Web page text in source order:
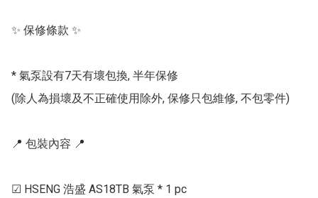
✨ 保修條款 ✨
* 氣泵設有7天有壞包換, 半年保修
(除人為損壞及不正確使用除外, 保修只包維修, 不包零件)
📍 包裝內容 📍
☑ HSENG 浩盛 AS18TB 氣泵 * 1 pc